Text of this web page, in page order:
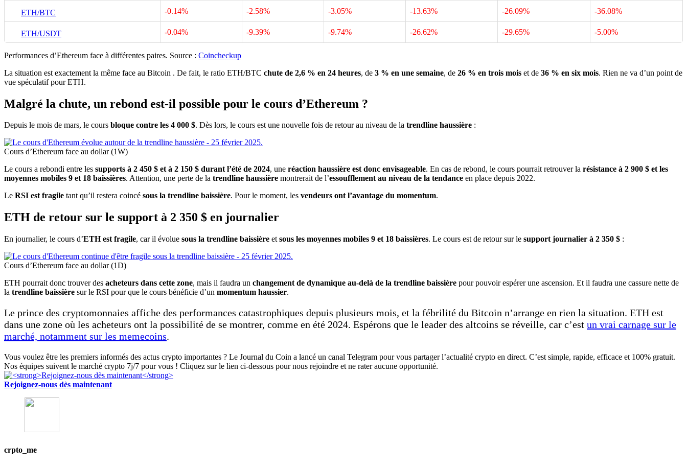
ETH/BTC -0.14% -2.58% -3.05% -13.63% -26.09% -36.08%
ETH/USDT -0.04% -9.39% -9.74% -26.62% -29.65% -5.00%
Performances d’Ethereum face à différentes paires. Source : Coincheckup
La situation est exactement la même face au Bitcoin . De fait, le ratio ETH/BTC chute de 2,6 % en 24 heures, de 3 % en une semaine, de 26 % en trois mois et de 36 % en six mois. Rien ne va d’un point de
vue spéculatif pour ETH.
Malgré la chute, un rebond est-il possible pour le cours d’Ethereum ?
Depuis le mois de mars, le cours bloque contre les 4 000 $. Dès lors, le cours est une nouvelle fois de retour au niveau de la trendline haussière :
Cours d’Ethereum face au dollar (1W)
Le cours a rebondi entre les supports à 2 450 $ et à 2 150 $ durant l’été de 2024, une réaction haussière est donc envisageable. En cas de rebond, le cours pourrait retrouver la résistance à 2 900 $ et les
moyennes mobiles 9 et 18 baissières. Attention, une perte de la trendline haussière montrerait de l’essoufflement au niveau de la tendance en place depuis 2022.
Le RSI est fragile tant qu’il restera coincé sous la trendline baissière. Pour le moment, les vendeurs ont l’avantage du momentum.
ETH de retour sur le support à 2 350 $ en journalier
En journalier, le cours d’ETH est fragile, car il évolue sous la trendline baissière et sous les moyennes mobiles 9 et 18 baissières. Le cours est de retour sur le support journalier à 2 350 $ :
Cours d’Ethereum face au dollar (1D)
ETH pourrait donc trouver des acheteurs dans cette zone, mais il faudra un changement de dynamique au-delà de la trendline baissière pour pouvoir espérer une ascension. Et il faudra une cassure nette de
la trendline baissière sur le RSI pour que le cours bénéficie d’un momentum haussier.
Le prince des cryptomonnaies affiche des performances catastrophiques depuis plusieurs mois, et la fébrilité du Bitcoin n’arrange en rien la situation. ETH est
dans une zone où les acheteurs ont la possibilité de se montrer, comme en été 2024. Espérons que le leader des altcoins se réveille, car c’est un vrai carnage sur le
marché, notamment sur les memecoins.
Vous voulez être les premiers informés des actus crypto importantes ? Le Journal du Coin a lancé un canal Telegram pour vous partager l’actualité crypto en direct. C’est simple, rapide, efficace et 100% gratuit.
Nos équipes suivent le marché crypto 7j/7 pour vous ! Cliquez sur le lien ci-dessous pour nous rejoindre et ne rater aucune opportunité.
Rejoignez-nous dès maintenant
crpto_me